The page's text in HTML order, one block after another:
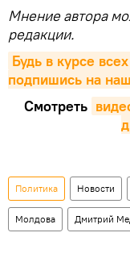
Мнение автора
редакции.
Будь в курсе
подпишись на
Смотреть
Политика Новости
Молдова Дмитрий